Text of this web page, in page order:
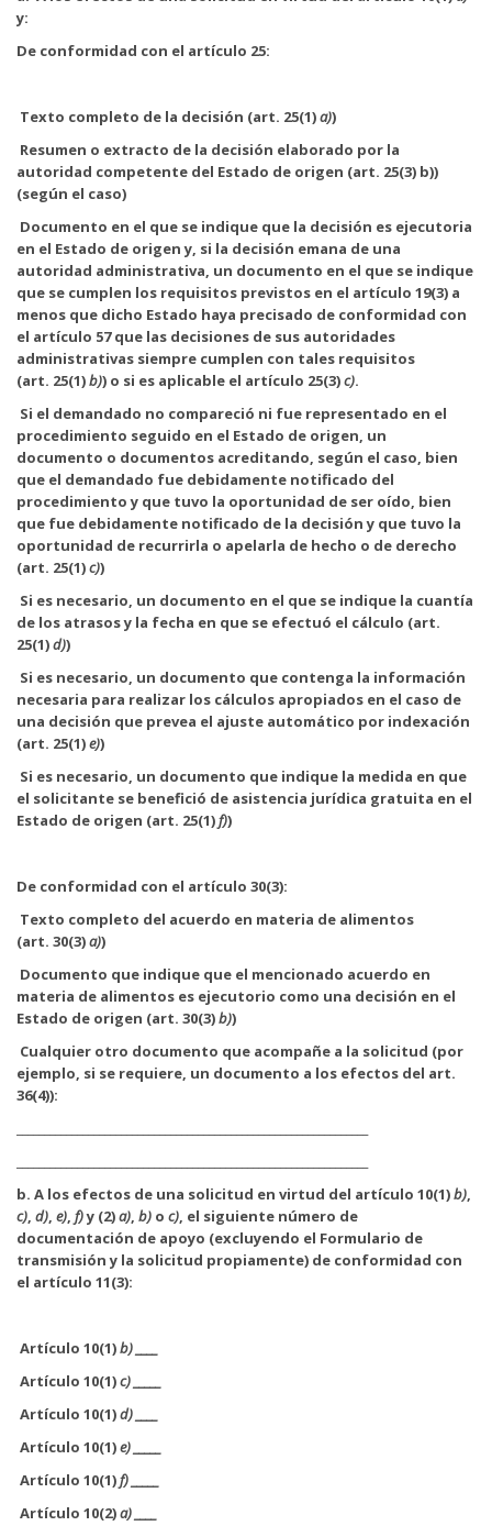
y:
De conformidad con el artículo 25:
Texto completo de la decisión (art. 25(1)a))
Resumen o extracto de la decisión elaborado por la
autoridad competente del Estado de origen (art. 25(3) b))
(según el caso)
Documento en el que se indique que la decisión es ejecutoria
en el Estado de origen y, si la decisión emana de una
autoridad administrativa, un documento en el que se indique
que se cumplen los requisitos previstos en el artículo 19(3) a
menos que dicho Estado haya precisado de conformidad con
el artículo 57 que las decisiones de sus autoridades
administrativas siempre cumplen con tales requisitos
(art. 25(1)b)) o si es aplicable el artículo 25(3)c).
Si el demandado no compareció ni fue representado en el
procedimiento seguido en el Estado de origen, un
documento o documentos acreditando, según el caso, bien
que el demandado fue debidamente notificado del
procedimiento y que tuvo la oportunidad de ser oído, bien
que fue debidamente notificado de la decisión y que tuvo la
oportunidad de recurrirla o apelarla de hecho o de derecho
(art. 25(1)c))
Si es necesario, un documento en el que se indique la cuantía
de los atrasos y la fecha en que se efectuó el cálculo (art.
25(1)d))
Si es necesario, un documento que contenga la información
necesaria para realizar los cálculos apropiados en el caso de
una decisión que prevea el ajuste automático por indexación
(art. 25(1)e))
Si es necesario, un documento que indique la medida en que
el solicitante se benefició de asistencia jurídica gratuita en el
Estado de origen (art. 25(1)f))
De conformidad con el artículo 30(3):
Texto completo del acuerdo en materia de alimentos
(art. 30(3)a))
Documento que indique que el mencionado acuerdo en
materia de alimentos es ejecutorio como una decisión en el
Estado de origen (art. 30(3)b))
Cualquier otro documento que acompañe a la solicitud (por
ejemplo, si se requiere, un documento a los efectos del art.
36(4)):
b. A los efectos de una solicitud en virtud del artículo 10(1)b),
c), d), e), f)y (2)a), b) o c), el siguiente número de
documentación de apoyo (excluyendo el Formulario de
transmisión y la solicitud propiamente) de conformidad con
el artículo 11(3):
Artículo 10(1)b) ____
Artículo 10(1)c) _____
Artículo 10(1)d) ____
Artículo 10(1)e) _____
Artículo 10(1)f)
Artículo 10(2)a) ____